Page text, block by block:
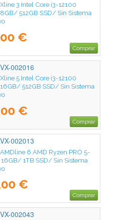
3 Intel Core i3-12100
512GB SSD/ Sin Sistema
€
Comprar
002016
5 Intel Core i3-12100
512GB SSD/ Sin Sistema
€
Comprar
002013
6 AMD Ryzen PRO 5-
1TB SSD/ Sin Sistema
€
Comprar
002043